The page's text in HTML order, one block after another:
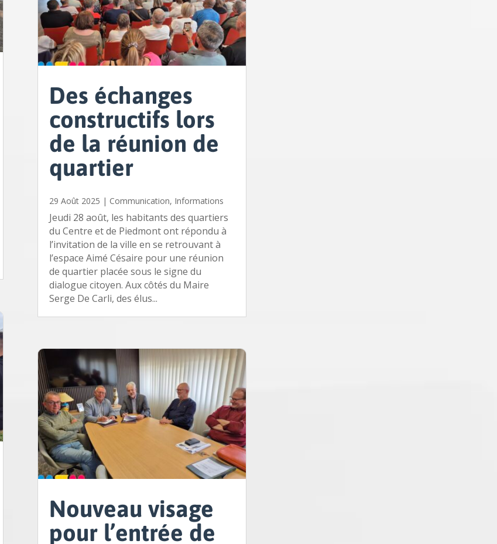
Des échanges
constructifs lors
de la réunion de
quartier
29 Août 2025 | Communication, Informations
Jeudi 28 août, les habitants des quartiers
du Centre et de Piedmont ont répondu à
l’invitation de la ville en se retrouvant à
l’espace Aimé Césaire pour une réunion
de quartier placée sous le signe du
dialogue citoyen. Aux côtés du Maire
Serge De Carli, des élus...
Nouveau visage
pour l’entrée de